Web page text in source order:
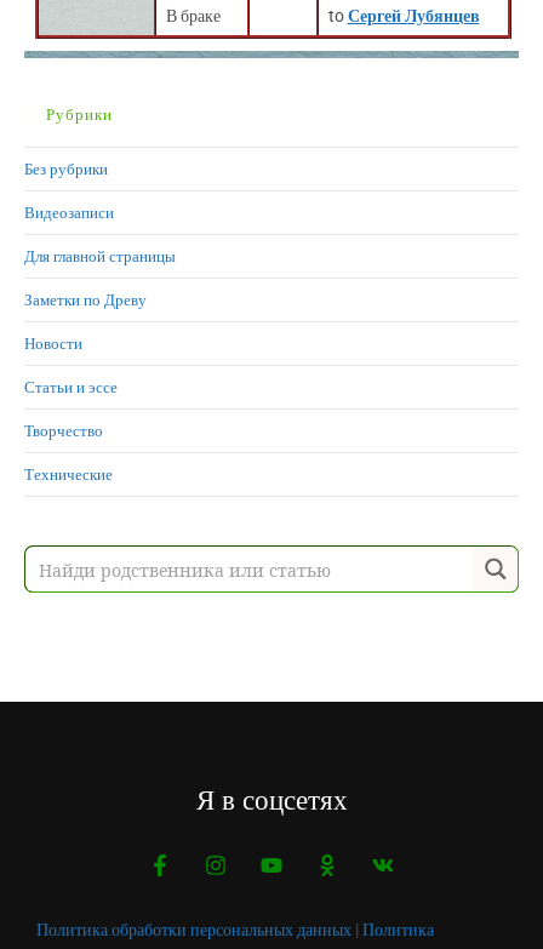
В браке
toСергей Лубянцев
Рубрики
Без рубрики
Видеозаписи
Для главной страницы
Заметки по Древу
Новости
Статьи и эссе
Творчество
Технические
Я в соцсетях
Политика обработки персональных данных | Политика